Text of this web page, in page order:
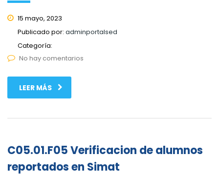
15 mayo, 2023
Publicado por: adminportalsed
Categoría:
No hay comentarios
LEER MÁS
C05.01.F05 Verificacion de alumnos
reportados en Simat